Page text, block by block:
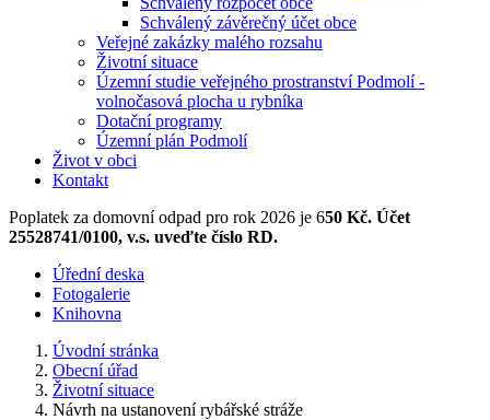
Schválený závěrečný účet obce
Veřejné zakázky malého rozsahu
Životní situace
Územní studie veřejného prostranství Podmolí -
volnočasová plocha u rybníka
Dotační programy
Územní plán Podmolí
Život v obci
Kontakt
Poplatek za domovní odpad pro rok 2026 je 650 Kč. Účet
25528741/0100, v.s. uveďte číslo RD.
Úřední deska
Fotogalerie
Knihovna
Úvodní stránka
Obecní úřad
Životní situace
Návrh na ustanovení rybářské stráže